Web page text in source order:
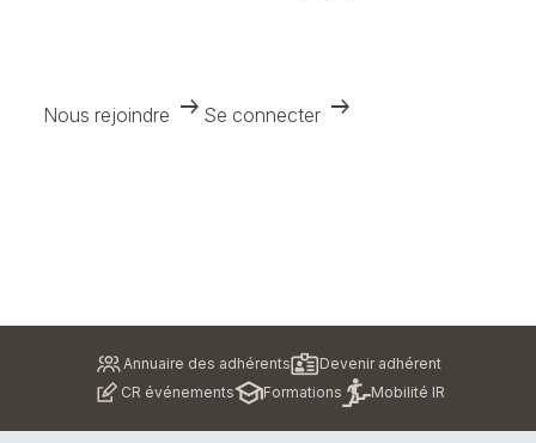
Nous rejoindre arrow_right_alt Se connecter arrow_right_alt
Annuaire des adhérents
Devenir adhérent
CR événements
Formations Mobilité IR